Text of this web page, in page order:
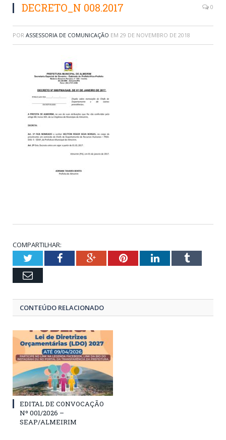
DECRETO_N 008.2017 0
POR ASSESSORIA DE COMUNICAÇÃO EM 29 DE NOVEMBRO DE 2018
COMPARTILHAR:
TwitterFacebookGoogle+PinterestLinkedInTumblr
Email
CONTEÚDO RELACIONADO
EDITAL DE CONVOCAÇÃO
Nº 001/2026 –
SEAP/ALMEIRIM